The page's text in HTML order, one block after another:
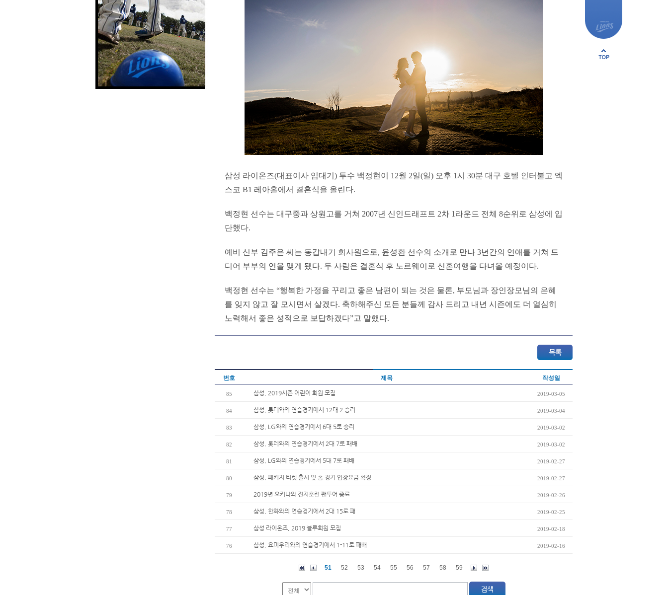
삼성 라이온즈(대표이사 임대기) 투수 백정현이 12월 2일(일) 오후 1시 30분 대구 호텔 인터불고 엑
스코 B1 레아홀에서 결혼식을 올린다.
백정현 선수는 대구중과 상원고를 거쳐 2007년 신인드래프트 2차 1라운드 전체 8순위로 삼성에 입
단했다.
예비 신부 김주은 씨는 동갑내기 회사원으로, 윤성환 선수의 소개로 만나 3년간의 연애를 거쳐 드
디어 부부의 연을 맺게 됐다. 두 사람은 결혼식 후 노르웨이로 신혼여행을 다녀올 예정이다.
백정현 선수는 “행복한 가정을 꾸리고 좋은 남편이 되는 것은 물론, 부모님과 장인장모님의 은혜
를 잊지 않고 잘 모시면서 살겠다. 축하해주신 모든 분들께 감사 드리고 내년 시즌에도 더 열심히
노력해서 좋은 성적으로 보답하겠다”고 말했다.
번호 제목 작성일
85 삼성, 2019시즌 어린이 회원 모집 2019-03-05
84 삼성, 롯데와의 연습경기에서 12대 2 승리 2019-03-04
83 삼성, LG와의 연습경기에서 6대 5로 승리 2019-03-02
82 삼성, 롯데와의 연습경기에서 2대 7로 패배 2019-03-02
81 삼성, LG와의 연습경기에서 5대 7로 패배 2019-02-27
80 삼성, 패키지 티켓 출시 및 홈 경기 입장요금 확정 2019-02-27
79 2019년 오키나와 전지훈련 팬투어 종료 2019-02-26
78 삼성, 한화와의 연습경기에서 2대 15로 패 2019-02-25
77 삼성 라이온즈, 2019 블루회원 모집 2019-02-18
76 삼성, 요미우리와의 연습경기에서 1-11로 패배 2019-02-16
51 52 53 54 55 56 57 58 59